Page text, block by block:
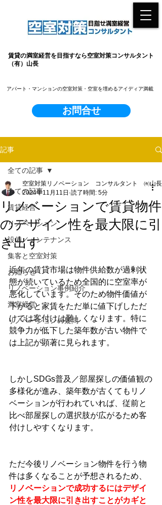
賃貸の満室経営を目指すなら空室対策コンサルタント
（有）山長
お問合せ
​アパート・マンションの空室対策・空室を埋めるアイディア満載
記事
全ての記事
賃貸経営
リノベーション
設備／メンテナンス
集客と空室対策
お知らせ
リノベーション事例紹介
満室経営
リノベーションの疑問
全ての記事
リノベーションで賃貸物件
のデザイン性を最大限に引
き出す
空室対策リノベーション コンサルタント ㈲山長
2024年11月11日 読了時間: 5分
近年の賃貸市場は物件供給数が過剰状
態が続いているため全国的に空室率が
悪化しています。そのため物件価値が
下がると家賃をただ単に値下げしただ
けでは客付けは難しくなります。特に
競争力が低下した築年数が古い物件で
は上記が顕著に見られます。
しかしSDGs普及／部屋探しの価値観の
多様化が進み、築年数が古くてもリノ
ベーションが行われていれば、従前と
比べ部屋探しの選択肢が広がるため客
付けしやすくなります。
ただ今後リノベーション物件を行う物
件は多くなることが予想されるため、
リノベーションで成功するにはデザイ
ン性を最大限に引き出すことがカギと